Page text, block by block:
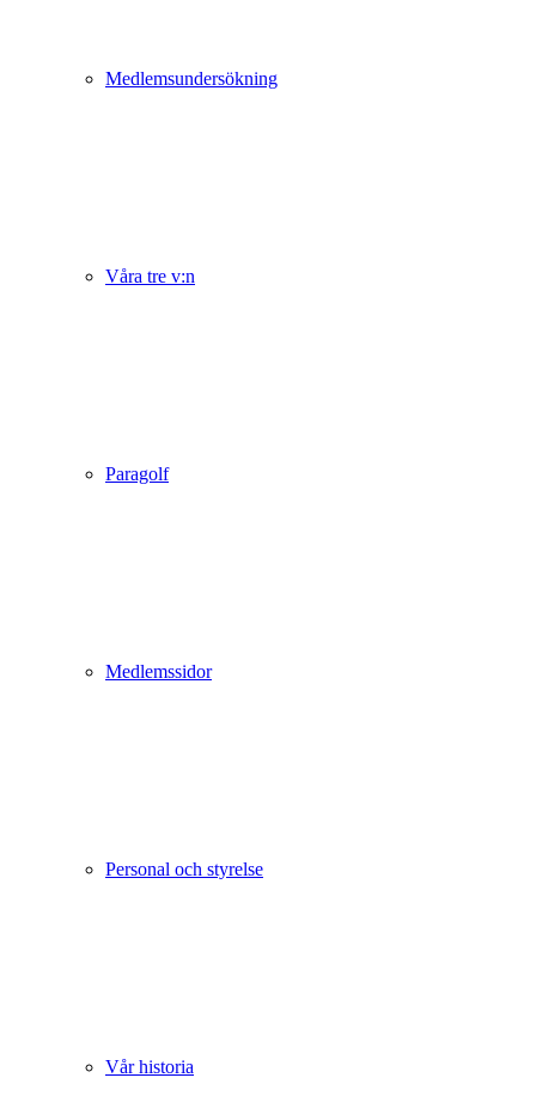
Medlemsundersökning
Våra tre v:n
Paragolf
Medlemssidor
Personal och styrelse
Vår historia